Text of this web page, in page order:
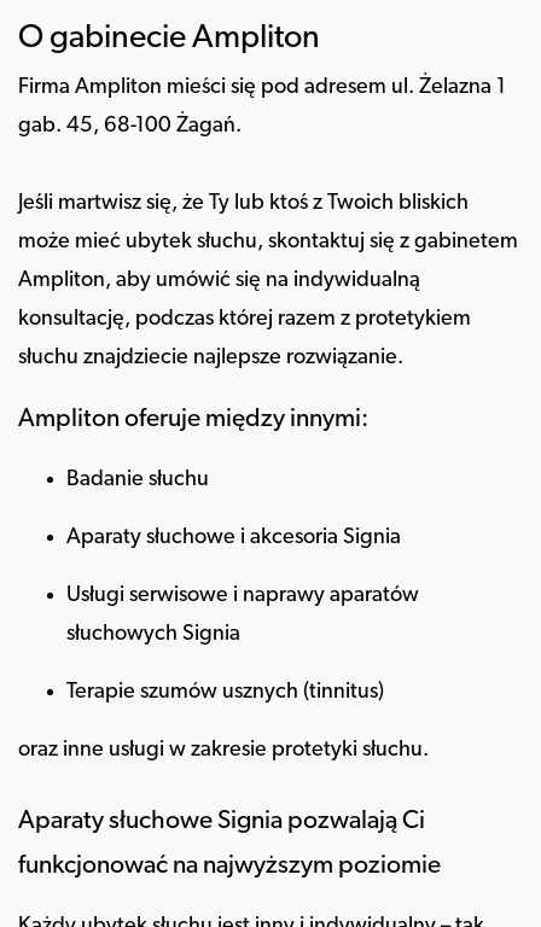
O gabinecie Ampliton
Firma Ampliton mieści się pod adresem ul. Żelazna 1
gab. 45, 68-100 Żagań.
Jeśli martwisz się, że Ty lub ktoś z Twoich bliskich
może mieć ubytek słuchu, skontaktuj się z gabinetem
Ampliton, aby umówić się na indywidualną
konsultację, podczas której razem z protetykiem
słuchu znajdziecie najlepsze rozwiązanie.
Ampliton oferuje między innymi:
Badanie słuchu
Aparaty słuchowe i akcesoria Signia
Usługi serwisowe i naprawy aparatów
słuchowych Signia
Terapie szumów usznych (tinnitus)
oraz inne usługi w zakresie protetyki słuchu.
Aparaty słuchowe Signia pozwalają Ci
funkcjonować na najwyższym poziomie